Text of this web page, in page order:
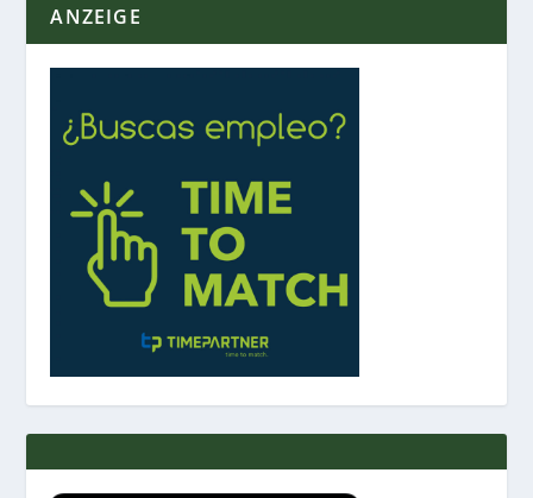
ANZEIGE